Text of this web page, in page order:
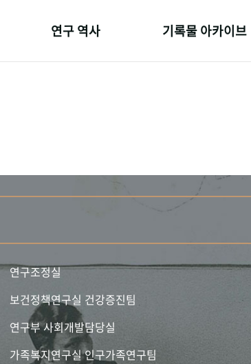
연구 역사 기록물 아카이브
연구조정실
보건정책연구실 건강증진팀
연구부 사회개발담당실
가족복지연구실 인구가족연구팀